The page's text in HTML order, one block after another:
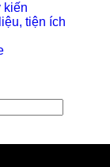
kiến
tiện ích